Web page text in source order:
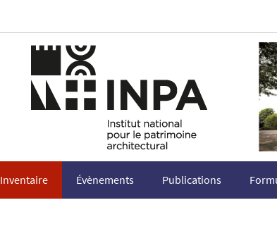
Inventaire Évènements Publications